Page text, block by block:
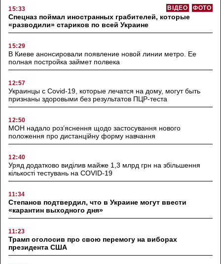
15:33 ФОТО
ВІДЕО
Спецназ поймал иностранных грабителей, которые
«разводили» стариков по всей Украине
15:29
В Киеве анонсировали появление новой линии метро. Ее
полная постройка займет полвека
12:57
Украинцы с Covid-19, которые лечатся на дому, могут быть
признаны здоровыми без результатов ПЦР-теста
12:50
МОН надало роз’яснення щодо застосування нового
положення про дистанційну форму навчання
12:40
Уряд додатково виділив майже 1,3 млрд грн на збільшення
кількості тестувань на COVID-19
11:34
Степанов подтвердил, что в Украине могут ввести
«карантин выходного дня»
11:23
Трамп оголосив про свою перемогу на виборах
президента США